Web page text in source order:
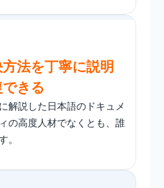
法を丁寧に説明
きる
解説した日本語のドキュメ
の高度人材でなくとも、誰
。